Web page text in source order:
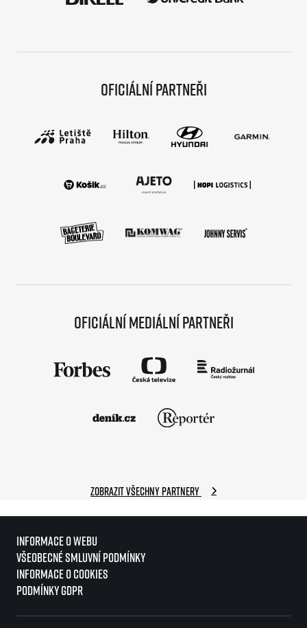
Oficiální partneři
Oficiální mediální partneři
Zobrazit všechny partnery
Informace o webu
Všeobecné smluvní podmínky
Informace o cookies
Podmínky GDPR